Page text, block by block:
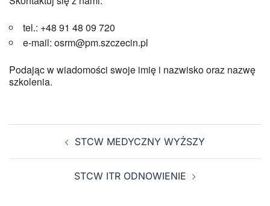
tel.: +48 91 48 09 720
e-mail: osrm@pm.szczecin.pl
Podając w wiadomości swoje imię i nazwisko oraz nazwę
szkolenia.
STCW MEDYCZNY WYŻSZY
STCW ITR ODNOWIENIE